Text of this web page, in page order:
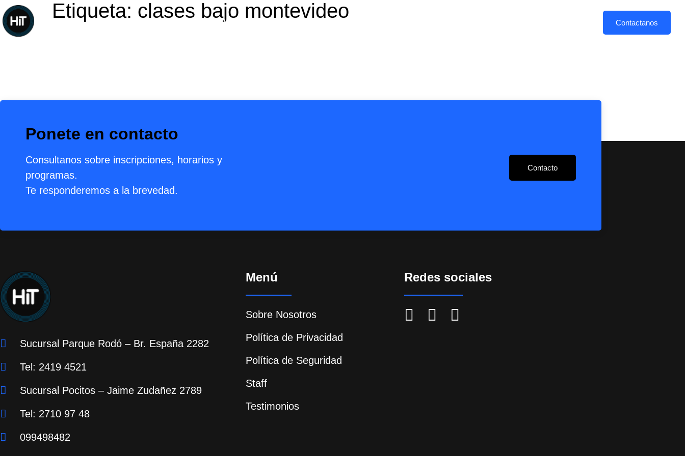
CURSOS PARA NIÑOS Contactanos
Etiqueta: clases bajo montevideo
Ponete en contacto
Consultanos sobre inscripciones, horarios y
programas.
Te responderemos a la brevedad.
Contacto
Sucursal Parque Rodó – Br. España 2282
Tel: 2419 4521
Sucursal Pocitos – Jaime Zudañez 2789
Tel: 2710 97 48
099498482
Menú
Sobre Nosotros
Política de Privacidad
Política de Seguridad
Staff
Testimonios
Redes sociales